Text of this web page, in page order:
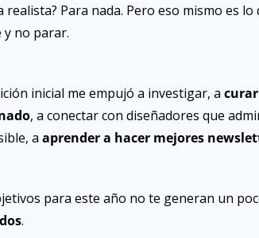
realista? Para nada. Pero eso mismo es
y no parar.
inicial me empujó a investigar, a
, a conectar con diseñadores que
a aprender a hacer mejores
para este año no te generan un
.